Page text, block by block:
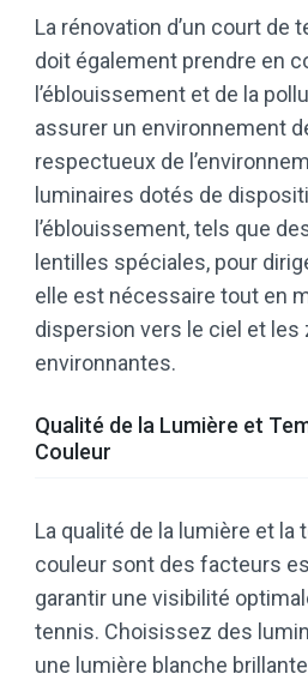
La rénovation d’un court de
doit également prendre en
l’éblouissement et de la
assurer un environnement
respectueux de
luminaires dotés de
l’éblouissement, tels que
lentilles spéciales, pour
elle est nécessaire tout en
dispersion vers le ciel et les
environnantes.
Qualité de la Lumière et
Couleur
La qualité de la lumière et la
couleur sont des facteurs
garantir une visibilité
tennis. Choisissez des
une lumière blanche